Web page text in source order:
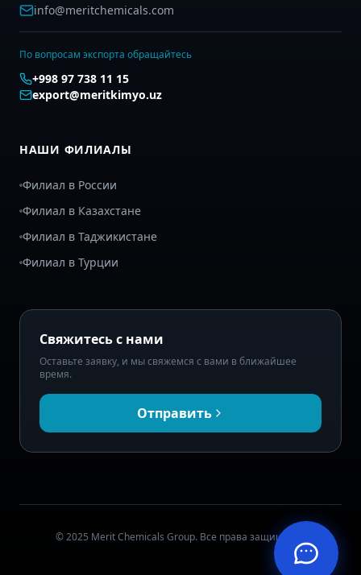
info@meritchemicals.com
По вопросам экспорта обращайтесь
+998 97 738 11 15
export@meritkimyo.uz
НАШИ ФИЛИАЛЫ
Филиал в России
Филиал в Казахстане
Филиал в Таджикистане
Филиал в Турции
Свяжитесь с нами
Оставьте заявку, и мы свяжемся с вами в ближайшее
время.
Отправить
© 2025 Merit Chemicals Group. Все права защищены.